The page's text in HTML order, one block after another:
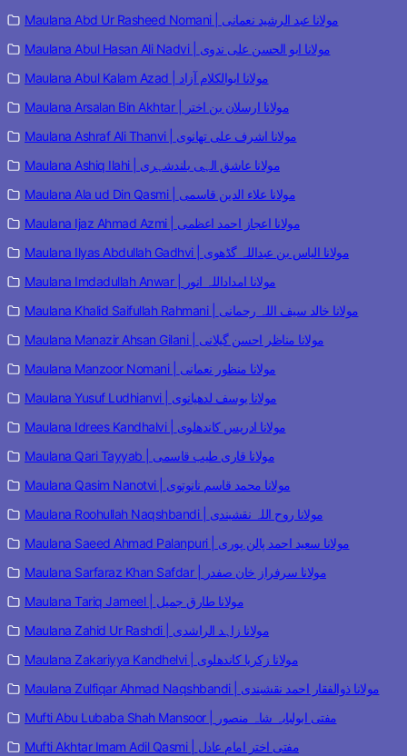
Maulana Abd Ur Rasheed Nomani | مولانا عبد الرشید نعمانی
Maulana Abul Hasan Ali Nadvi | مولانا ابو الحسن علی ندوی
Maulana Abul Kalam Azad | مولانا ابوالکلام آزاد
Maulana Arsalan Bin Akhtar | مولانا ارسلان بن اختر
Maulana Ashraf Ali Thanvi | مولانا اشرف علی تھانوی
Maulana Ashiq Ilahi | مولانا عاشق الہی بلندشہری
Maulana Ala ud Din Qasmi | مولانا علاء الدین قاسمی
Maulana Ijaz Ahmad Azmi | مولانا اعجاز احمد اعظمی
Maulana Ilyas Abdullah Gadhvi | مولانا الیاس بن عبداللہ گڈھوی
Maulana Imdadullah Anwar | مولانا امداداللہ انور
Maulana Khalid Saifullah Rahmani | مولانا خالد سیف اللہ رحمانی
Maulana Manazir Ahsan Gilani | مولانا مناظر احسن گیلانی
Maulana Manzoor Nomani | مولانا منظور نعمانی
Maulana Yusuf Ludhianvi | مولانا یوسف لدھیانوی
Maulana Idrees Kandhalvi | مولانا ادریس کاندھلوی
Maulana Qari Tayyab | مولانا قاری طیب قاسمی
Maulana Qasim Nanotvi | مولانا محمد قاسم نانوتوی
Maulana Roohullah Naqshbandi | مولانا روح اللہ نقشبندی
Maulana Saeed Ahmad Palanpuri | مولانا سعید احمد پالن پوری
Maulana Sarfaraz Khan Safdar | مولانا سرفراز خان صفدر
Maulana Tariq Jameel | مولانا طارق جمیل
Maulana Zahid Ur Rashdi | مولانا زاہد الراشدی
Maulana Zakariyya Kandhelvi | مولانا زکریا کاندھلوی
Maulana Zulfiqar Ahmad Naqshbandi | مولانا ذوالفقار احمد نقشبندی
Mufti Abu Lubaba Shah Mansoor | مفتی ابولبابہ شاہ منصور
Mufti Akhtar Imam Adil Qasmi | مفتی اختر امام عادل